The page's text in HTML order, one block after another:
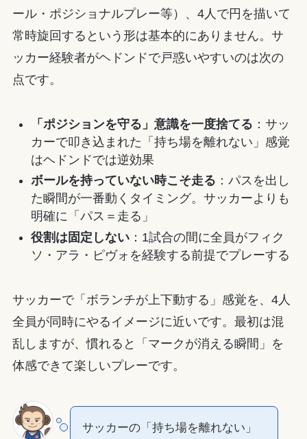
ール・ポジショナルプレー等）、4人で円を描いて
常時旋回するという形は基本的にありません。サ
ッカー経験者がヘドンドで戸惑いやすいのは次の
点です。
「ポジションを守る」意識を一度捨てる ：サッ
カーで叩き込まれた「持ち場を離れない」感覚
はヘドンドでは逆効果
ボールを持っていない時こそ走る ：パスを出し
た瞬間が一番動くタイミング。サッカーよりも
明確に「パス＝走る」
役割は固定しない：1試合の間に全員がフィク
ソ・アラ・ピヴォを経験する前提でプレーする
サッカーで「ボランチが上下動する」感覚を、4人
全員が同時にやるイメージに近いです。最初は混
乱しますが、慣れると「マークが消える瞬間」を
体感できて楽しいプレーです。
サッカーの「持ち場を離れない」